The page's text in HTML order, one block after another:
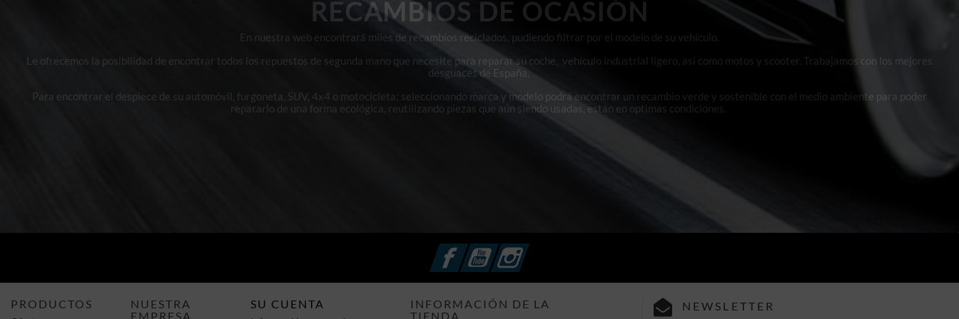
RECAMBIOS DE OCASIÓN
En nuestra web encontrará miles de recambios reciclados, pudiendo filtrar por el modelo de su vehículo.
Le ofrecemos la posibilidad de encontrar todos los repuestos de segunda mano que necesite para reparar su coche, vehículo industrial ligero, así como motos y scooter. Trabajamos con los mejores
desguaces de España.
Para encontrar el despiece de su automóvil, furgoneta, SUV, 4x4 o motocicleta; seleccionando marca y modelo podrá encontrar un recambio verde y sostenible con el medio ambiente para poder
repararlo de una forma ecológica, reutilizando piezas que aún siendo usadas, están en optimas condiciones.
FacebookYouTubeInstagram
PRODUCTOS
NUESTRA
EMPRESA
SU CUENTA
INFORMACIÓN DE LA
TIENDA
NEWSLETTER